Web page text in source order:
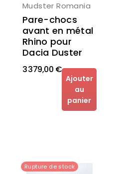
Mudster Romania
Pare-chocs
avant en métal
Rhino pour
Dacia Duster
3 379,00 €
Ajouter
au
panier
Rupture de stock